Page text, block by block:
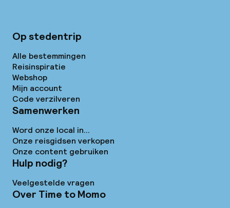
Op stedentrip
Alle bestemmingen
Reisinspiratie
Webshop
Mijn account
Code verzilveren
Samenwerken
Word onze local in...
Onze reisgidsen verkopen
Onze content gebruiken
Hulp nodig?
Veelgestelde vragen
Over Time to Momo